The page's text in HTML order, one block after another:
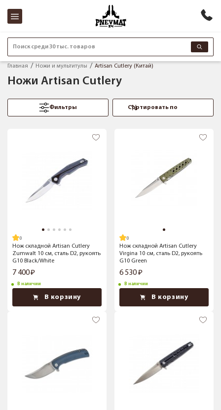
Поиск среди 30 тыс. товаров
Главная Ножи и мультитулы Artisan Cutlery (Китай)
Ножи Artisan Cutlery
Фильтры
Нож складной Artisan Cutlery
Zumwalt 10 см, сталь D2, рукоять
G10 Black/White
7 400
В наличии
В корзину
Нож складной Artisan Cutlery
Virgina 10 см, сталь D2, рукоять
G10 Green
6 530
В наличии
В корзину